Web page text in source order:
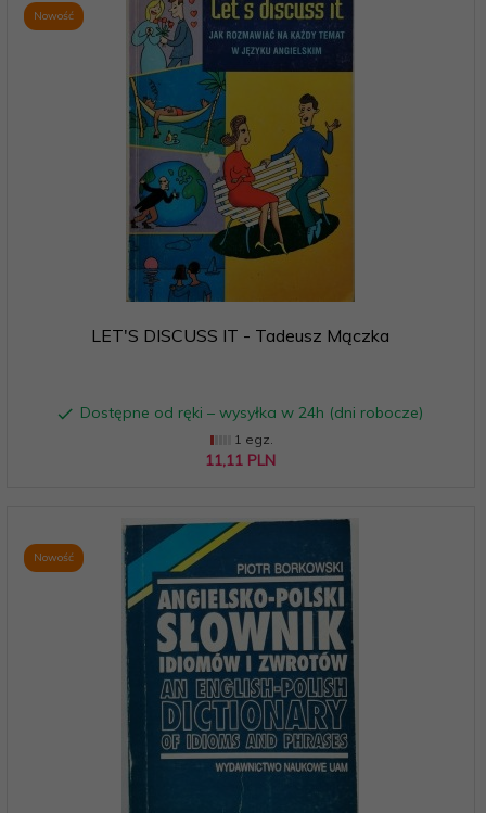
Nowość
LET'S DISCUSS IT - Tadeusz Mączka
Dostępne od ręki – wysyłka w 24h (dni robocze)
1 egz.
11,11 PLN
Nowość